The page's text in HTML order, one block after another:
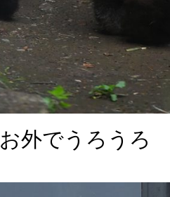
お外でうろうろ